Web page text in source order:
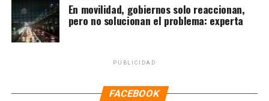
En movilidad, gobiernos solo reaccionan,
pero no solucionan el problema: experta
PUBLICIDAD
FACEBOOK